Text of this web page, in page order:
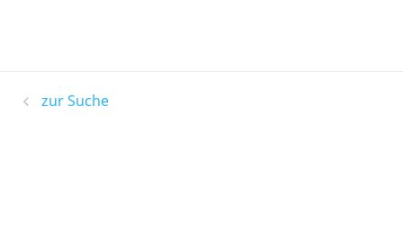
zur Suche